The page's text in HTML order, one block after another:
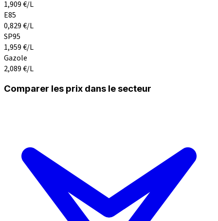
1,909€/L
E85
0,829€/L
SP95
1,959€/L
Gazole
2,089€/L
Comparer les prix dans le secteur